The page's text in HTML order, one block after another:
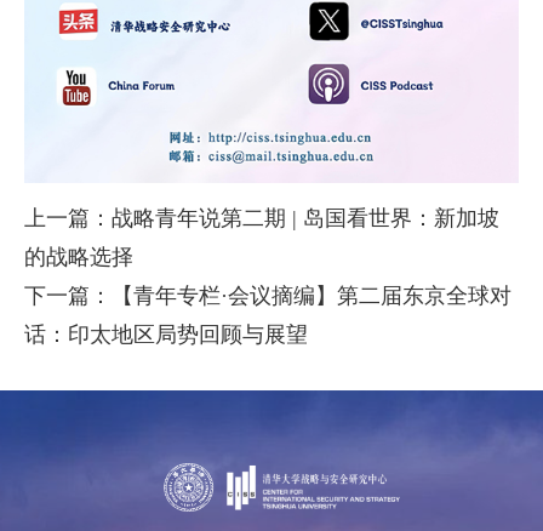
上一篇：战略青年说第二期 | 岛国看世界：新加坡
的战略选择
下一篇：【青年专栏·会议摘编】第二届东京全球对
话：印太地区局势回顾与展望